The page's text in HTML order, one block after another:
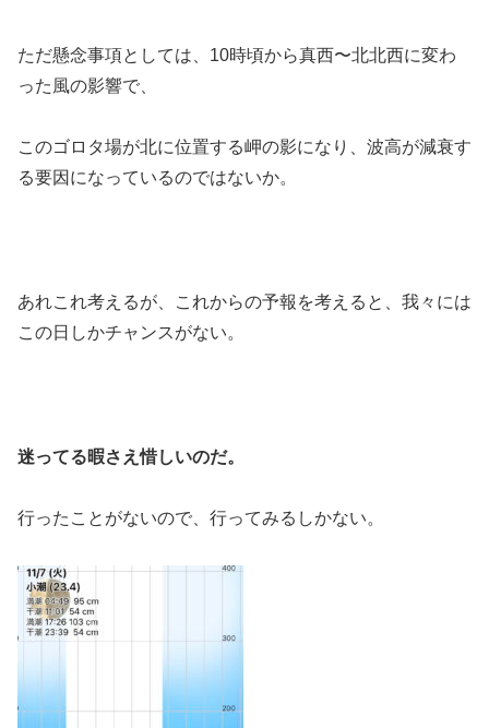
ただ懸念事項としては、10時頃から真西〜北北西に変わ
った風の影響で、
このゴロタ場が北に位置する岬の影になり、波高が減衰す
る要因になっているのではないか。
あれこれ考えるが、これからの予報を考えると、我々には
この日しかチャンスがない。
迷ってる暇さえ惜しいのだ。
行ったことがないので、行ってみるしかない。